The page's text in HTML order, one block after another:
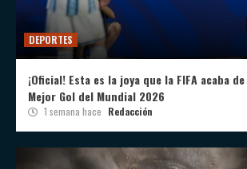
DEPORTES
¡Oficial! Esta es la joya que la FIFA acaba
Mejor Gol del Mundial 2026
1 semana hace Redacción